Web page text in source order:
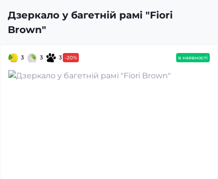
Дзеркало у багетній рамі "Fiori
Brown"
3 3 3 -20% в наявності